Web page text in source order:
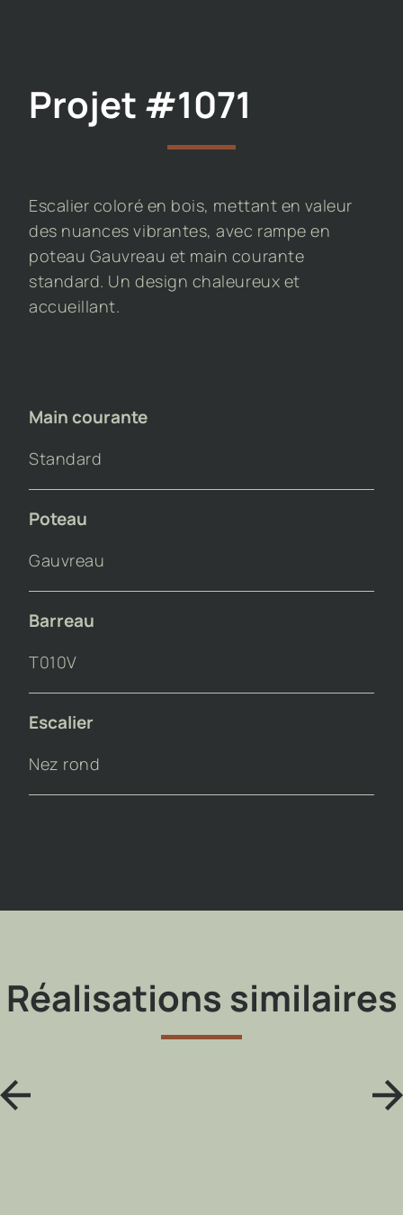
Projet #1071
Escalier coloré en bois, mettant en valeur
des nuances vibrantes, avec rampe en
poteau Gauvreau et main courante
standard. Un design chaleureux et
accueillant.
Main courante
Standard
Poteau
Gauvreau
Barreau
T010V
Escalier
Nez rond
Réalisations similaires